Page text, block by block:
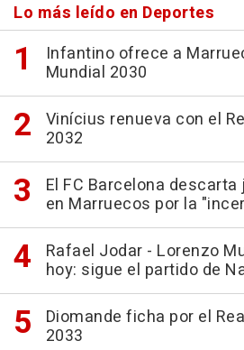
Lo más leído en Deportes
Infantino ofrece a
Mundial 2030
Vinícius renueva con el
2032
El FC Barcelona
en Marruecos por la
Rafael Jodar - Lorenzo
hoy: sigue el partido de
Diomande ficha por el
2033